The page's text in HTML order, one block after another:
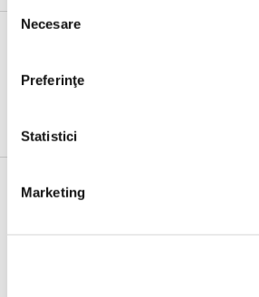
consimțământului
Necesare
Preferinţe
Statistici
Marketing
Noul ghid